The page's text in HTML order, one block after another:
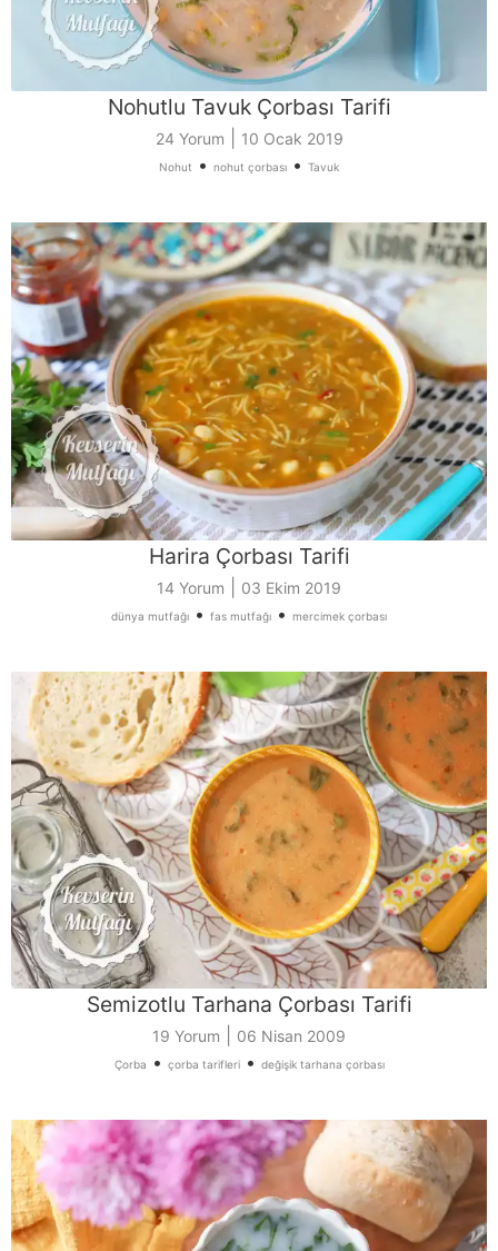
Nohutlu Tavuk Çorbası Tarifi
24 Yorum 10 Ocak 2019
Nohut • nohut çorbası • Tavuk
Harira Çorbası Tarifi
14 Yorum 03 Ekim 2019
dünya mutfağı • fas mutfağı • mercimek çorbası
Semizotlu Tarhana Çorbası Tarifi
19 Yorum 06 Nisan 2009
Çorba • çorba tarifleri• değişik tarhana çorbası